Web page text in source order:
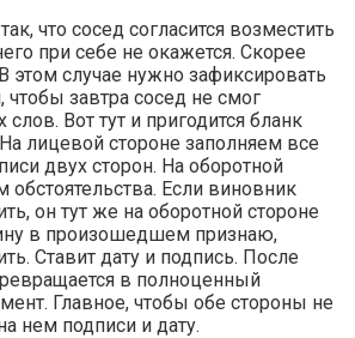
что сосед согласится возместить
при себе не окажется. Скорее
этом случае нужно зафиксировать
завтра сосед не смог
слов. Вот тут и пригодится бланк
лицевой стороне заполняем все
двух сторон. На оборотной
Если виновник
он тут же на оборотной стороне
в произошедшем признаю,
Ставит дату и подпись. После
в полноценный
Главное, чтобы обе стороны не
нем подписи и дату.